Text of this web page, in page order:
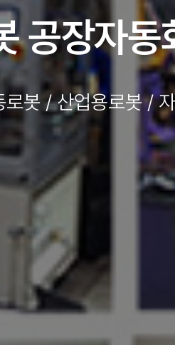
다양한
봇 / 산업용로봇 /